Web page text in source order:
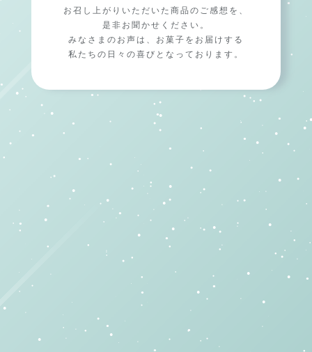
お召し上がりいただいた商品のご感想を、
是非お聞かせください。
みなさまのお声は、お菓子をお届けする
私たちの日々の喜びとなっております。